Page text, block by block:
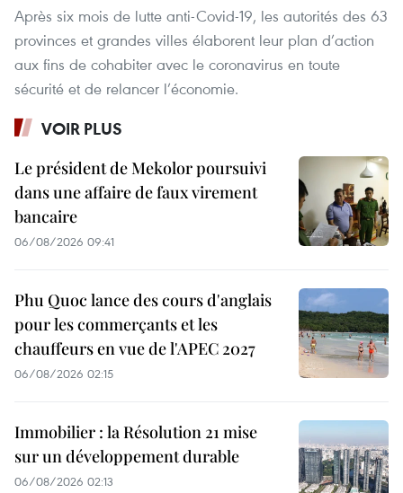
Après six mois de lutte anti-Covid-19, les autorités des 63
provinces et grandes villes élaborent leur plan d’action
aux fins de cohabiter avec le coronavirus en toute
sécurité et de relancer l’économie.
VOIR PLUS
Le président de Mekolor poursuivi
dans une affaire de faux virement
bancaire
06/08/2026 09:41
Phu Quoc lance des cours d'anglais
pour les commerçants et les
chauffeurs en vue de l'APEC 2027
06/08/2026 02:15
Immobilier : la Résolution 21 mise
sur un développement durable
06/08/2026 02:13